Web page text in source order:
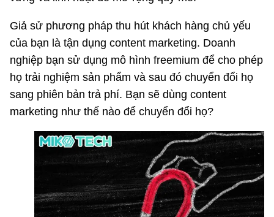
Giả sử phương pháp thu hút khách hàng chủ yếu
của bạn là tận dụng content marketing. Doanh
nghiệp bạn sử dụng mô hình freemium để cho phép
họ trải nghiệm sản phẩm và sau đó chuyển đổi họ
sang phiên bản trả phí. Bạn sẽ dùng content
marketing như thế nào để chuyển đổi họ?